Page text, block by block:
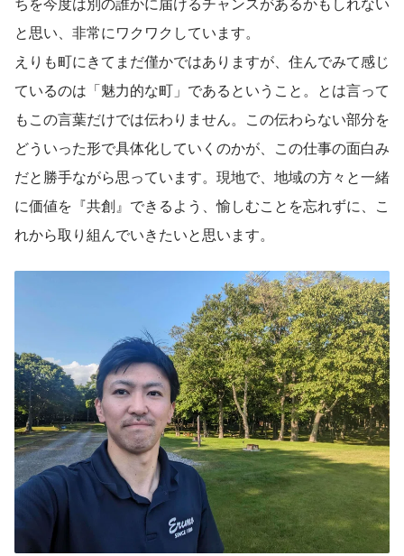
と思い、非常にワクワクしています。
えりも町にきてまだ僅かではありますが、住んでみて感じ
ているのは「魅力的な町」であるということ。とは言って
もこの言葉だけでは伝わりません。この伝わらない部分を
どういった形で具体化していくのかが、この仕事の面白み
だと勝手ながら思っています。現地で、地域の方々と一緒
に価値を『共創』できるよう、愉しむことを忘れずに、こ
れから取り組んでいきたいと思います。